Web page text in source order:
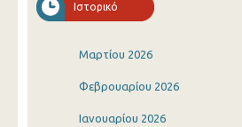
Ιστορικό
Μαρτίου 2026
Φεβρουαρίου 2026
Ιανουαρίου 2026